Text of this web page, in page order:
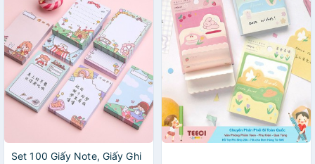
Set 100 Giấy Note, Giấy Ghi